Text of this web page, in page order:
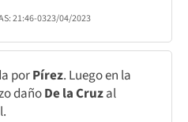
21:46-0323/04/2023
porPírez. Luego en la
dañoDe la Cruzal